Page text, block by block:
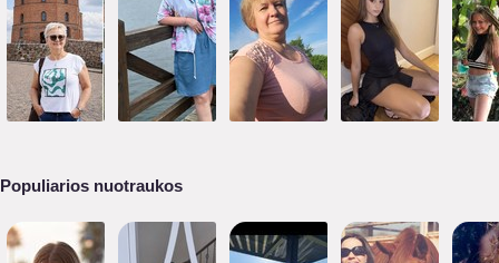
Populiarios nuotraukos